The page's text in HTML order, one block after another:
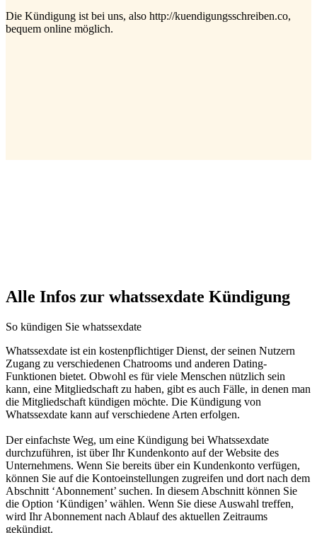
Die Kündigung ist bei uns, also http://kuendigungsschreiben.co,
bequem online möglich.
Alle Infos zur whatssexdate Kündigung
So kündigen Sie whatssexdate
Whatssexdate ist ein kostenpflichtiger Dienst, der seinen Nutzern
Zugang zu verschiedenen Chatrooms und anderen Dating-
Funktionen bietet. Obwohl es für viele Menschen nützlich sein
kann, eine Mitgliedschaft zu haben, gibt es auch Fälle, in denen man
die Mitgliedschaft kündigen möchte. Die Kündigung von
Whatssexdate kann auf verschiedene Arten erfolgen.
Der einfachste Weg, um eine Kündigung bei Whatssexdate
durchzuführen, ist über Ihr Kundenkonto auf der Website des
Unternehmens. Wenn Sie bereits über ein Kundenkonto verfügen,
können Sie auf die Kontoeinstellungen zugreifen und dort nach dem
Abschnitt ‘Abonnement’ suchen. In diesem Abschnitt können Sie
die Option ‘Kündigen’ wählen. Wenn Sie diese Auswahl treffen,
wird Ihr Abonnement nach Ablauf des aktuellen Zeitraums
gekündigt.